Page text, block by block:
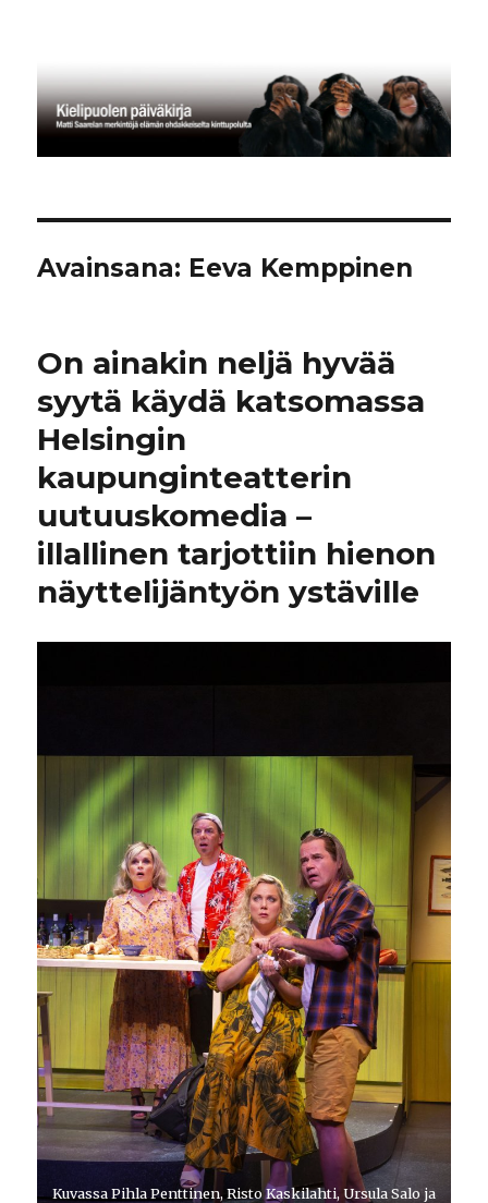
Avainsana: Eeva Kemppinen
On ainakin neljä hyvää
syytä käydä katsomassa
Helsingin
kaupunginteatterin
uutuuskomedia –
illallinen tarjottiin hienon
näyttelijäntyön ystäville
Kuvassa Pihla Penttinen, Risto Kaskilahti, Ursula Salo ja